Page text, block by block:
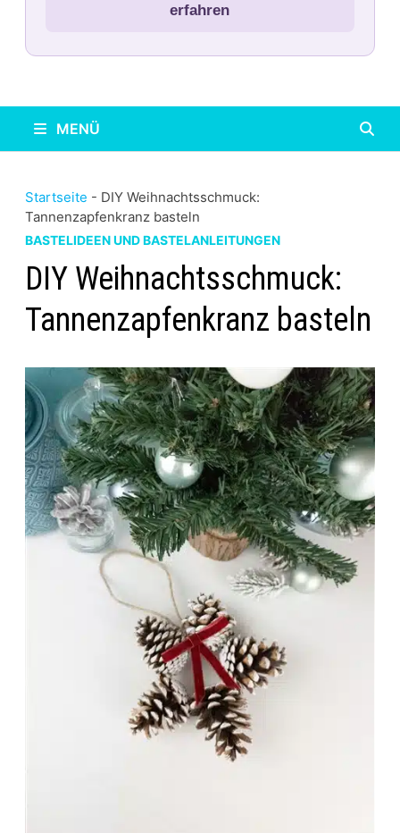
erfahren
MENÜ
Startseite - DIY Weihnachtsschmuck:
Tannenzapfenkranz basteln
BASTELIDEEN UND BASTELANLEITUNGEN
DIY Weihnachtsschmuck:
Tannenzapfenkranz basteln